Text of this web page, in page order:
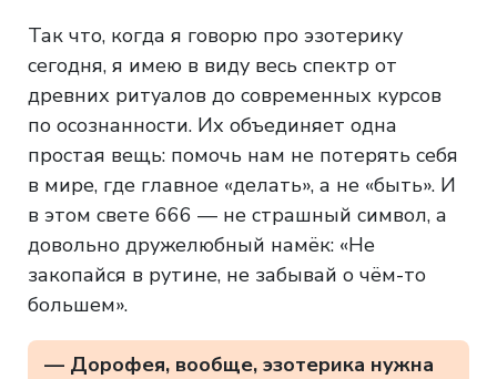
Так что, когда я говорю про эзотерику
сегодня, я имею в виду весь спектр от
древних ритуалов до современных курсов
по осознанности. Их объединяет одна
простая вещь: помочь нам не потерять себя
в мире, где главное «делать», а не «быть». И
в этом свете 666 — не страшный символ, а
довольно дружелюбный намёк: «Не
закопайся в рутине, не забывай о чём-то
большем».
— Дорофея, вообще, эзотерика нужна